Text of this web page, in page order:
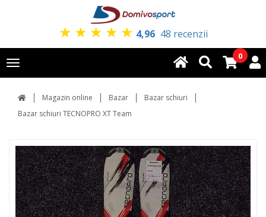
★ ★ ★ ★ ★ 4,96 48 recenzii
Toggle
navigation
0
Magazin online Bazar
Bazar schiuri
Bazar schiuri TECNOPRO XT Team